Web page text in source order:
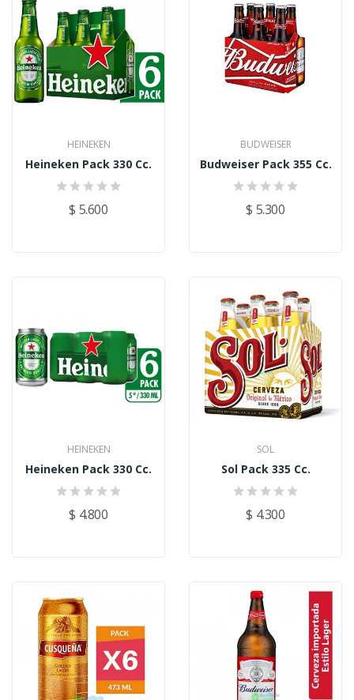
HEINEKEN
Heineken Pack 330 Cc.
$ 5.600
BUDWEISER
Budweiser Pack 355 Cc.
$ 5.300
HEINEKEN
Heineken Pack 330 Cc.
$ 4.800
SOL
Sol Pack 335 Cc.
$ 4.300